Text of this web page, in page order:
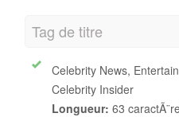
Tag de titre
Celebrity News,
Celebrity Insider
Longueur: 63